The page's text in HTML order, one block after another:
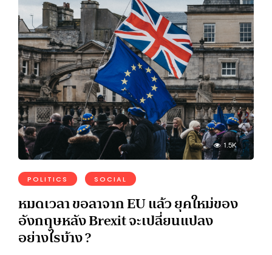
1.5K
POLITICS SOCIAL
หมดเวลา ขอลาจาก EU แล้ว ยุคใหม่ของ
อังกฤษหลัง Brexit จะเปลี่ยนแปลง
อย่างไรบ้าง ?